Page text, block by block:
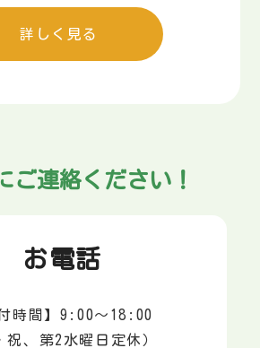
詳しく見る
ご連絡ください！
お電話
付時間】9:00～18:00
祝、第2水曜日定休）